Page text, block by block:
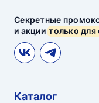
Секретные
и акциитолько для
Каталог